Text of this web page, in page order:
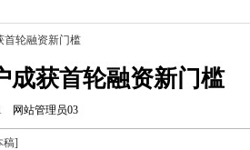
首轮融资新门槛
成获首轮融资新门槛
网站管理员03
稿]